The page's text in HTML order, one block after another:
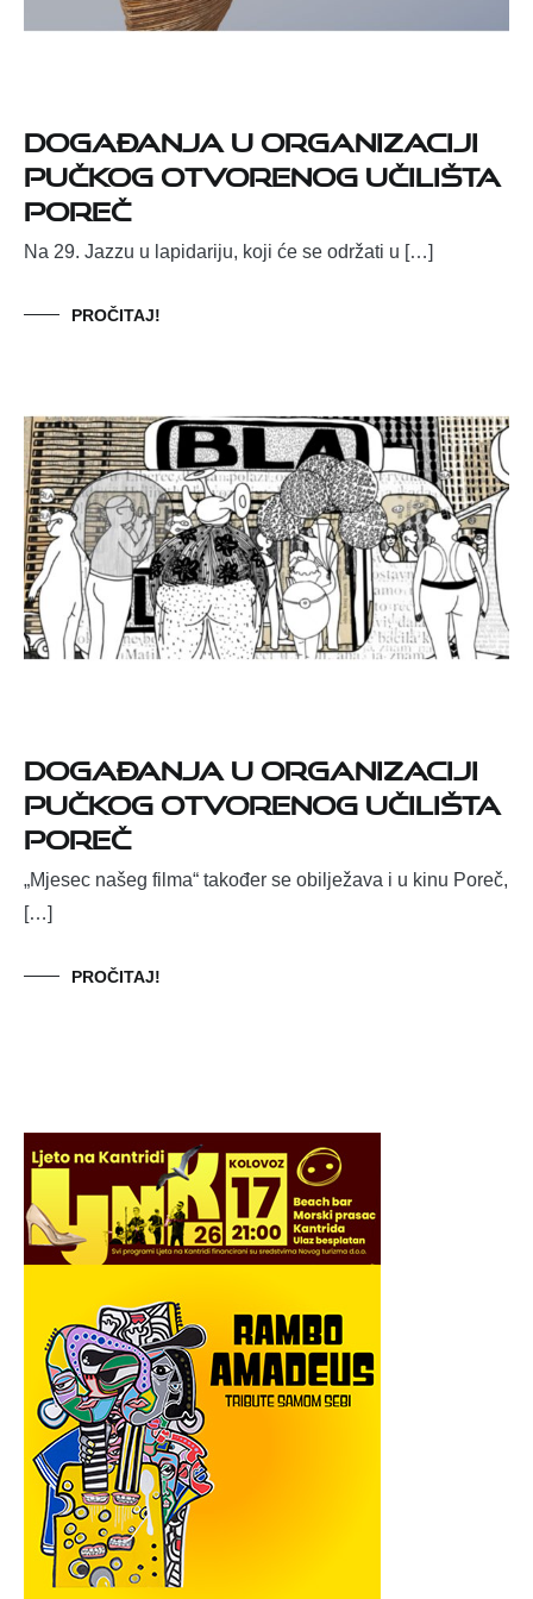
Događanja u organizaciji
Pučkog otvorenog učilišta
Poreč
Na 29. Jazzu u lapidariju, koji će se održati u […]
PROČITAJ!
Događanja u organizaciji
Pučkog otvorenog učilišta
Poreč
„Mjesec našeg filma“ također se obilježava i u kinu Poreč,
[…]
PROČITAJ!